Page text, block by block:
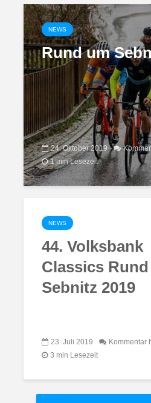
NEWS
Rund um
24. Oktober 2019
1 min Lesezeit
NEWS
44. Volksbank
Classics
Sebnitz 2019
23. Juli 2019
Kommentar
3 min Lesezeit